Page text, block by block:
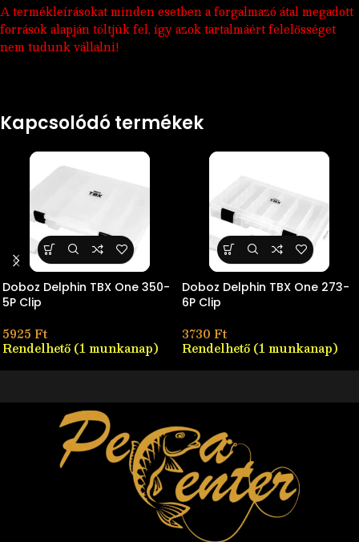
A termékleírásokat minden esetben a forgalmazó átal megadott
források alapján töltjük fel, így azok tartalmáért felelősséget
nem tudunk vállalni!
Kapcsolódó termékek
Doboz Delphin TBX One 350-
5P Clip
5925 Ft
Rendelhető (1 munkanap)
Doboz Delphin TBX One 273-
6P Clip
3730 Ft
Rendelhető (1 munkanap)